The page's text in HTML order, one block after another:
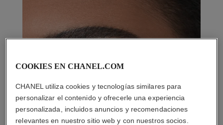
COOKIES EN CHANEL.COM
CHANEL utiliza cookies y tecnologías similares para
personalizar el contenido y ofrecerle una experiencia
personalizada, incluidos anuncios y recomendaciones
relevantes en nuestro sitio web y con nuestros socios.